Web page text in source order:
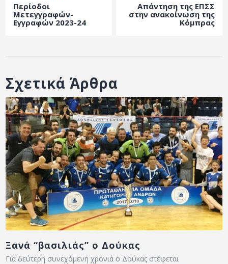
Περίοδοι
Μετεγγραφών-
Εγγραφών 2023-24
Απάντηση της ΕΠΣΣ
στην ανακοίνωση της
Κόμπρας
Σχετικά Άρθρα
Ξανά “βασιλιάς” ο Δούκας
Για δεύτερη συνεχόμενη χρονιά ο Δούκας στέφεται